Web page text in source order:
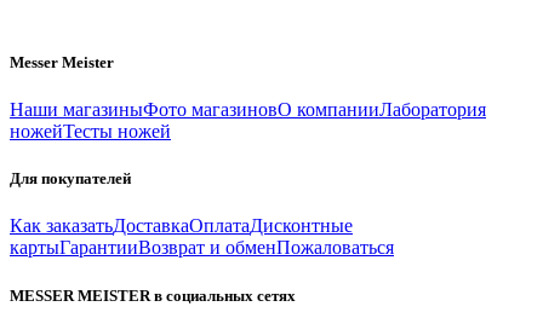
Messer Meister
Наши магазиныФото магазиновО компанииЛаборатория
ножейТесты ножей
Для покупателей
Как заказатьДоставкаОплатаДисконтные
картыГарантииВозврат и обменПожаловаться
MESSER MEISTER в социальных сетях